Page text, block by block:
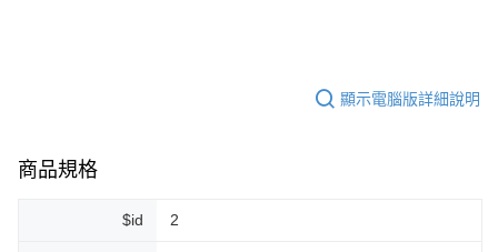
顯示電腦版詳細說明
商品規格
$id 2